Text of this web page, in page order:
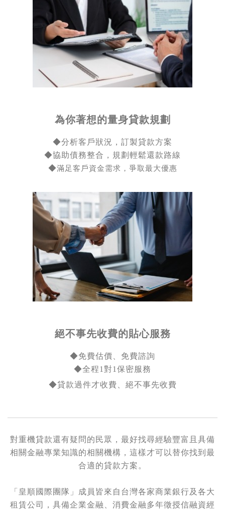
為你著想的量身貸款規劃
◆分析客戶狀況，訂製貸款方案
◆協助債務整合，規劃輕鬆還款路線
◆滿足客戶資金需求，爭取最大優惠
絕不事先收費的貼心服務
◆免費估價、免費諮詢
◆全程1對1保密服務
◆貸款過件才收費、絕不事先收費
對重機貸款還有疑問的民眾，最好找尋經驗豐富且具備
相關金融專業知識的相關機構，這樣才可以替你找到最
合適的貸款方案。
「皇順國際團隊」成員皆來自台灣各家商業銀行及各大
租賃公司，具備企業金融、消費金融多年徵授信融資經